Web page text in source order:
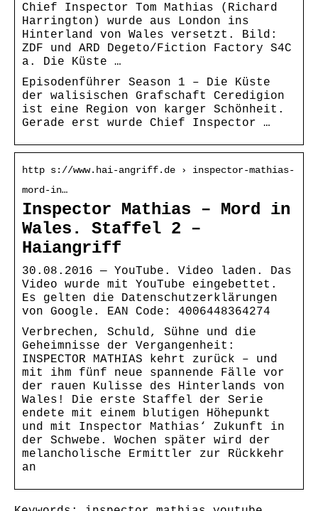
Chief Inspector Tom Mathias (Richard
Harrington) wurde aus London ins
Hinterland von Wales versetzt. Bild:
ZDF und ARD Degeto/Fiction Factory S4C
a. Die Küste …
Episodenführer Season 1 – Die Küste
der walisischen Grafschaft Ceredigion
ist eine Region von karger Schönheit.
Gerade erst wurde Chief Inspector …
http s://www.hai-angriff.de › inspector-mathias-
mord-in…
Inspector Mathias – Mord in
Wales. Staffel 2 –
Haiangriff
30.08.2016 — YouTube. Video laden. Das
Video wurde mit YouTube eingebettet.
Es gelten die Datenschutzerklärungen
von Google. EAN Code: 4006448364274
Verbrechen, Schuld, Sühne und die
Geheimnisse der Vergangenheit:
INSPECTOR MATHIAS kehrt zurück – und
mit ihm fünf neue spannende Fälle vor
der rauen Kulisse des Hinterlands von
Wales! Die erste Staffel der Serie
endete mit einem blutigen Höhepunkt
und mit Inspector Mathias‘ Zukunft in
der Schwebe. Wochen später wird der
melancholische Ermittler zur Rückkehr
an